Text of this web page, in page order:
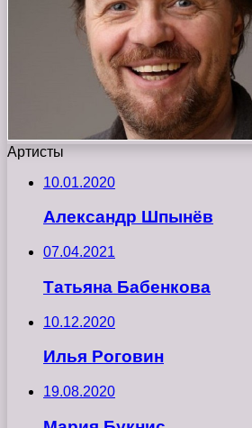
Артисты
10.01.2020
Александр Шпынёв
07.04.2021
Татьяна Бабенкова
10.12.2020
Илья Роговин
19.08.2020